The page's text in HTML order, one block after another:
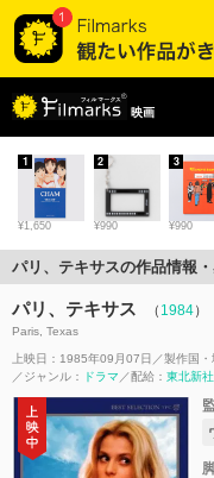
映画
¥1,650
1
¥990
2
¥990
3
パリ、テキサスの作品情報
パリ、テキサス （ 1984）
Paris, Texas
上映日：1985年09月07日 製作国・
ジャンル：
ドラマ 配給： 東北新社